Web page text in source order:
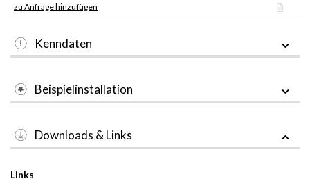
zu Anfrage hinzufügen
Kenndaten
Beispielinstallation
Downloads & Links
Links